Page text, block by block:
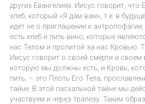
других Евангелиях. Иисус говорит, что
хлеб, который «Я дам вам», т.е. в
идет не о приглашении к
есть хлеб и пить вино, которые
нас Телом и пролитой за нас Кровью.
Иисус говорит о своей смерти и своем
которую мы должны есть, и Кровь,
пить, – это Плоть Его Тела,
тайне. В этой пасхальной тайне мы
участвуем и через трапезу. Таким